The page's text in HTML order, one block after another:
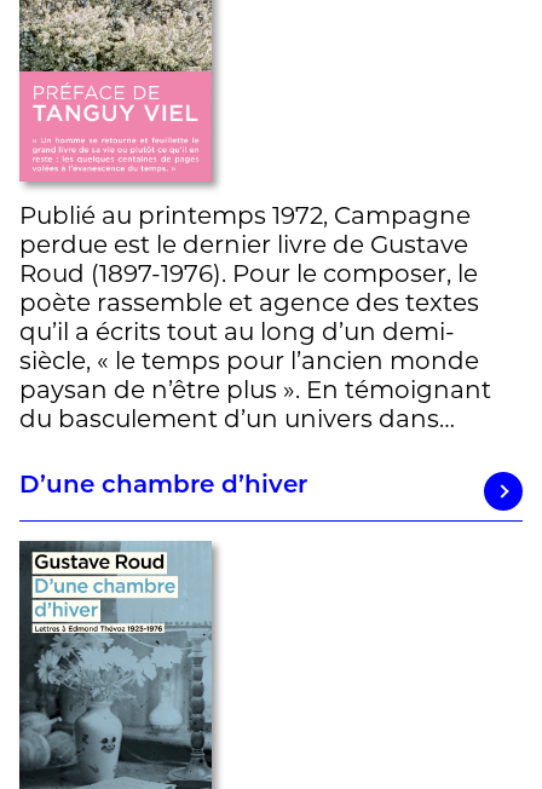
Publié au printemps 1972, Campagne
perdue est le dernier livre de Gustave
Roud (1897-1976). Pour le composer, le
poète rassemble et agence des textes
qu’il a écrits tout au long d’un demi-
siècle, « le temps pour l’ancien monde
paysan de n’être plus ». En témoignant
du basculement d’un univers dans…
D’une chambre d’hiver